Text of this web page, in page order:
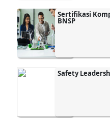
Sertifikasi
BNSP
Safety